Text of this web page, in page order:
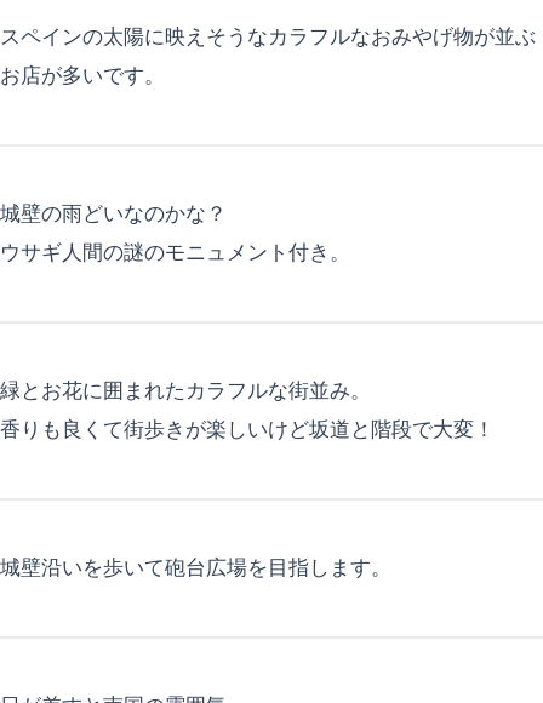
スペインの太陽に映えそうなカラフルなおみやげ物が並ぶ
お店が多いです。
城壁の雨どいなのかな？
ウサギ人間の謎のモニュメント付き。
緑とお花に囲まれたカラフルな街並み。
香りも良くて街歩きが楽しいけど坂道と階段で大変！
城壁沿いを歩いて砲台広場を目指します。